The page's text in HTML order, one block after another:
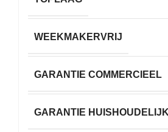
WEEKMAKERVRIJ
GARANTIE COMMERCIEEL
GARANTIE HUISHOUDELIJK